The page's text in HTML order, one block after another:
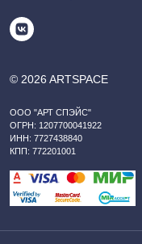
© 2026 ARTSPACE
ООО "АРТ СПЭЙС"
ОГРН: 1207700041922
ИНН: 7727438840
КПП: 772201001